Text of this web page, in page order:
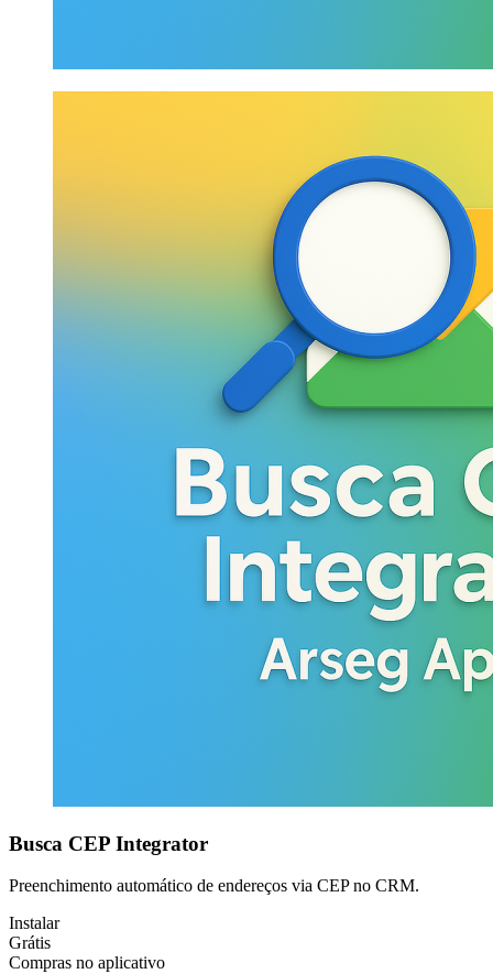
Busca CEP Integrator
Preenchimento automático de endereços via CEP no CRM.
Instalar
Grátis
Compras no aplicativo